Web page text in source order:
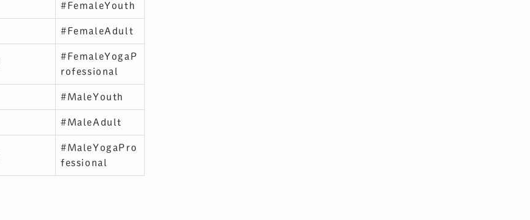
#FemaleYouth
#FemaleAdult
#FemaleYogaP
rofessional
#MaleYouth
#MaleAdult
#MaleYogaPro
fessional